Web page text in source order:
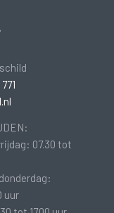
07.30 tot
uur